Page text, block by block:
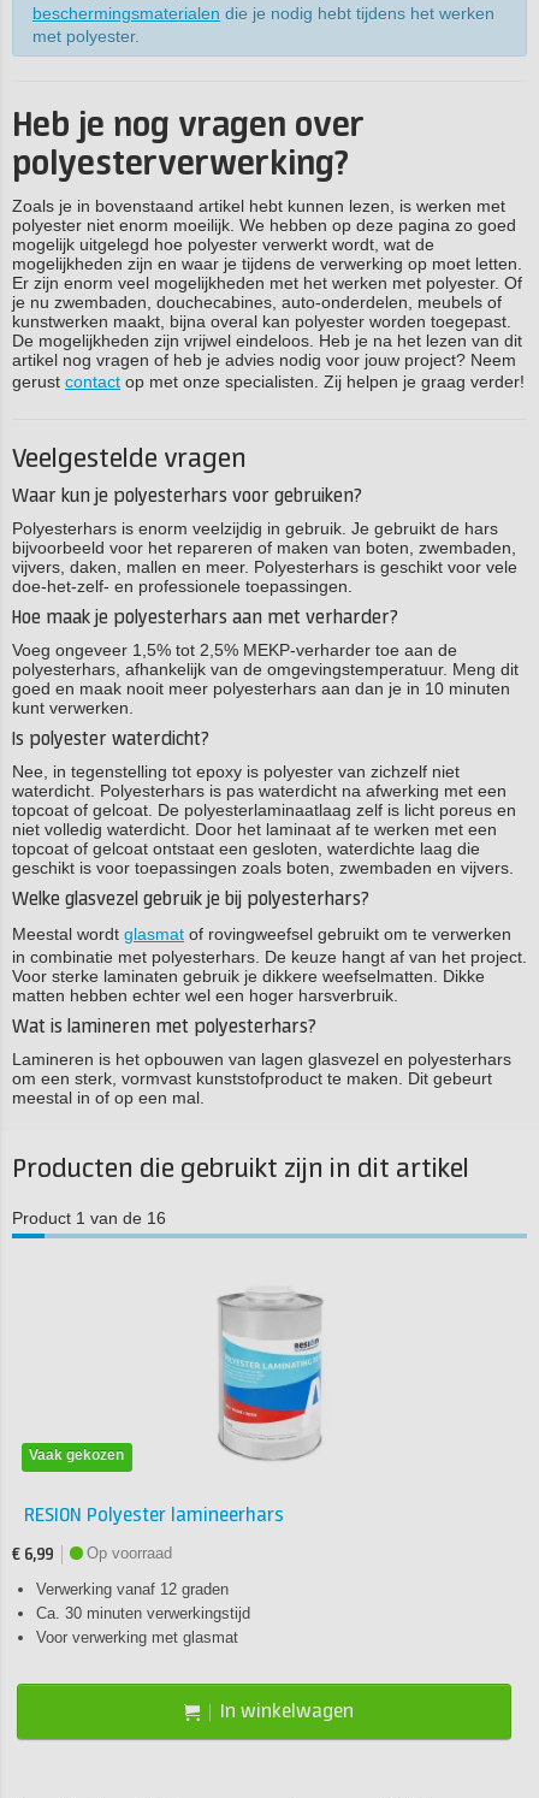
beschermingsmaterialen die je nodig hebt tijdens het werken
met polyester.
Heb je nog vragen over
polyesterverwerking?
Zoals je in bovenstaand artikel hebt kunnen lezen, is werken met
polyester niet enorm moeilijk. We hebben op deze pagina zo goed
mogelijk uitgelegd hoe polyester verwerkt wordt, wat de
mogelijkheden zijn en waar je tijdens de verwerking op moet letten.
Er zijn enorm veel mogelijkheden met het werken met polyester. Of
je nu zwembaden, douchecabines, auto-onderdelen, meubels of
kunstwerken maakt, bijna overal kan polyester worden toegepast.
De mogelijkheden zijn vrijwel eindeloos. Heb je na het lezen van dit
artikel nog vragen of heb je advies nodig voor jouw project? Neem
gerust contact op met onze specialisten. Zij helpen je graag verder!
Veelgestelde vragen
Waar kun je polyesterhars voor gebruiken?
Polyesterhars is enorm veelzijdig in gebruik. Je gebruikt de hars
bijvoorbeeld voor het repareren of maken van boten, zwembaden,
vijvers, daken, mallen en meer. Polyesterhars is geschikt voor vele
doe-het-zelf- en professionele toepassingen.
Hoe maak je polyesterhars aan met verharder?
Voeg ongeveer 1,5% tot 2,5% MEKP-verharder toe aan de
polyesterhars, afhankelijk van de omgevingstemperatuur. Meng dit
goed en maak nooit meer polyesterhars aan dan je in 10 minuten
kunt verwerken.
Is polyester waterdicht?
Nee, in tegenstelling tot epoxy is polyester van zichzelf niet
waterdicht. Polyesterhars is pas waterdicht na afwerking met een
topcoat of gelcoat. De polyesterlaminaatlaag zelf is licht poreus en
niet volledig waterdicht. Door het laminaat af te werken met een
topcoat of gelcoat ontstaat een gesloten, waterdichte laag die
geschikt is voor toepassingen zoals boten, zwembaden en vijvers.
Welke glasvezel gebruik je bij polyesterhars?
Meestal wordt glasmat of rovingweefsel gebruikt om te verwerken
in combinatie met polyesterhars. De keuze hangt af van het project.
Voor sterke laminaten gebruik je dikkere weefselmatten. Dikke
matten hebben echter wel een hoger harsverbruik.
Wat is lamineren met polyesterhars?
Lamineren is het opbouwen van lagen glasvezel en polyesterhars
om een sterk, vormvast kunststofproduct te maken. Dit gebeurt
meestal in of op een mal.
Producten die gebruikt zijn in dit artikel
Product 1 van de 16
Vaak gekozen
RESION Polyester lamineerhars
€ 6,99
Op voorraad
Verwerking vanaf 12 graden
Ca. 30 minuten verwerkingstijd
Voor verwerking met glasmat
In winkelwagen